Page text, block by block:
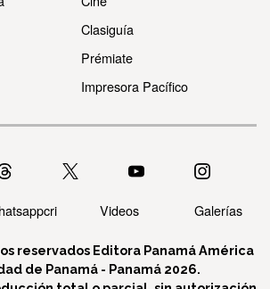
Clasiguía
Prémiate
Impresora Pacífico
Videos Galerías
reservados Editora Panamá América
de Panamá - Panamá 2026.